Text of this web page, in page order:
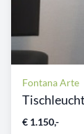
Fontana Arte
€ 1.150,-